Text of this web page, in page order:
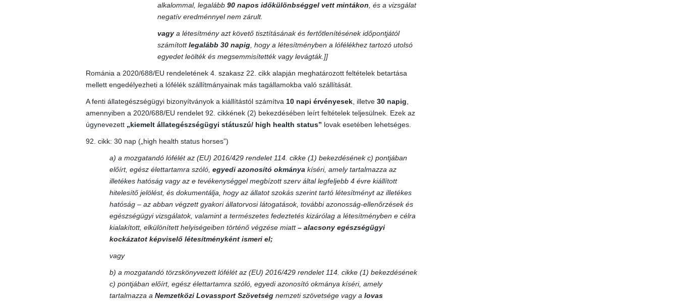
alkalommal, legalább 90 napos időkülönbséggel vett mintákon, és a vizsgálat
negatív eredménnyel nem zárult.
vagya létesítmény azt követő tisztításának és fertőtlenítésének időpontjától
számítottlegalább 30 napig, hogy a létesítményben a lófélékhez tartozó utolsó
egyedet leölték és megsemmisítették vagy levágták.]]
Románia a 2020/688/EU rendeletének 4. szakasz 22. cikk alapján meghatározott feltételek betartása
mellett engedélyezheti a lófélék szállítmányainak más tagállamokba való szállítását.
A fenti állategészségügyi bizonyítványok a kiállítástól számítva 10 napi érvényesek, illetve 30 napig,
amennyiben a 2020/688/EU rendelet 92. cikkének (2) bekezdésében leírt feltételek teljesülnek. Ezek az
úgynevezett „kiemelt állategészségügyi státuszú/ high health status” lovak esetében lehetséges.
92. cikk: 30 nap („high health status horses”)
a) a mozgatandó lófélét az (EU) 2016/429 rendelet 114. cikke (1) bekezdésének c) pontjában
előírt, egész élettartamra szóló, egyedi azonosító okmányakíséri, amely tartalmazza az
illetékes hatóság vagy az e tevékenységgel megbízott szerv által legfeljebb 4 évre kiállított
hitelesítő jelölést, és dokumentálja, hogy az állatot szokás szerint tartó létesítményt az illetékes
hatóság – az abban végzett gyakori állatorvosi látogatások, további azonosság-ellenőrzések és
egészségügyi vizsgálatok, valamint a természetes fedeztetés kizárólag a létesítményben e célra
kialakított, elkülönített helyiségeiben történő végzése miatt– alacsony egészségügyi
kockázatot képviselő létesítményként ismeri el;
vagy
b) a mozgatandó törzskönyvezett lófélét az (EU) 2016/429 rendelet 114. cikke (1) bekezdésének
c) pontjában előírt, egész élettartamra szóló, egyedi azonosító okmánya kíséri, amely
tartalmazza a Nemzetközi Lovassport Szövetségnemzeti szövetsége vagy a lovas